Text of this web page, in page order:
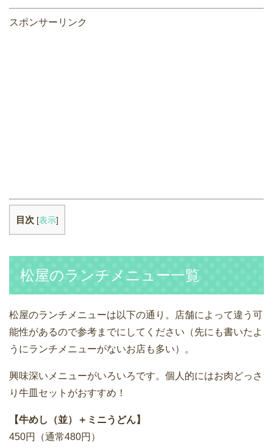
スポンサーリンク
目次 [表示]
松屋のランチメニュー一覧
松屋のランチメニューは以下の通り。店舗によって違う可
能性があるので参考までにしてください（先にも書いたよ
うにランチメニューがないお店も多い）。
興味深いメニューがいろいろです。個人的にはお肉どっさ
り牛皿セットがおすすめ！
【牛めし（並）＋ミニうどん】
450円（通常480円）